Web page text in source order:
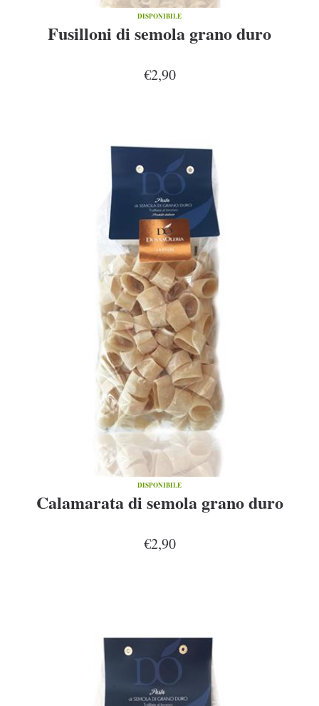
DISPONIBILE
Fusilloni di semola grano duro
€2,90
DISPONIBILE
Calamarata di semola grano duro
€2,90